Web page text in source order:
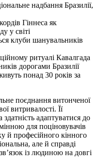
надбання Бразилії,
Гіннеса як
у світі
клуби шанувальників
ритуалі Кавалгада
дорогами Бразилії
понад 30 років за
поєднання витонченої
витривалості. Її
адаптуватися до
для поціновувачів
й професійного кінного
але й справді
із людиною на довгі